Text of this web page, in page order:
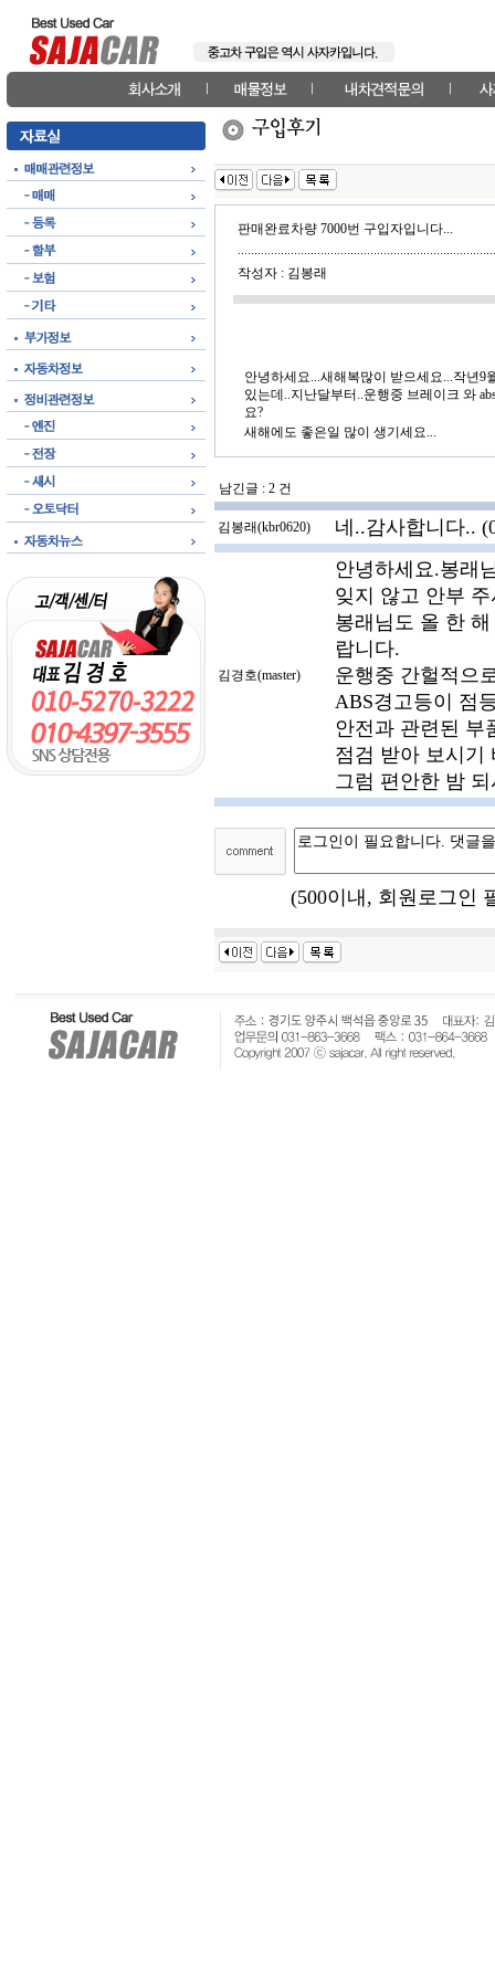
판매완료차량 7000번 구입자입니다...
작성자 : 김봉래
안녕하세요...새해복많이 받으세요...작년
있는데..지난달부터..운행중 브레이크 와
요?
새해에도 좋은일 많이 생기세요...
남긴글 : 2 건
김봉래(kbr0620) 네..감사합니다..
김경호(master)
안녕하세요.봉래
잊지 않고 안부
봉래님도 올 한
랍니다.
운행중 간헐적으
ABS경고등이 점
안전과 관련된 부
점검 받아 보시기
그럼 편안한 밤
(500이내, 회원로그인